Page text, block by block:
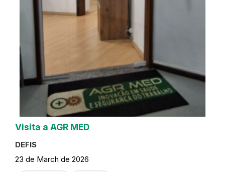
Visita a AGR MED
DEFIS
23 de March de 2026